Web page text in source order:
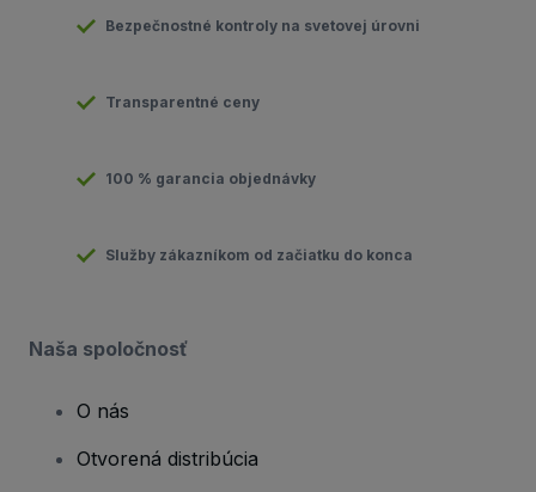
Bezpečnostné kontroly na svetovej úrovni
Transparentné ceny
100 % garancia objednávky
Služby zákazníkom od začiatku do konca
Naša spoločnosť
O nás
Otvorená distribúcia